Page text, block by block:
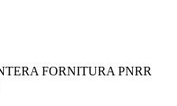
FORNITURA PNRR